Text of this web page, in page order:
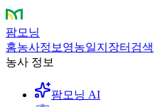
팜모닝
홈농사정보 영농일지 장터 검색
농사 정보
팜모닝 AI